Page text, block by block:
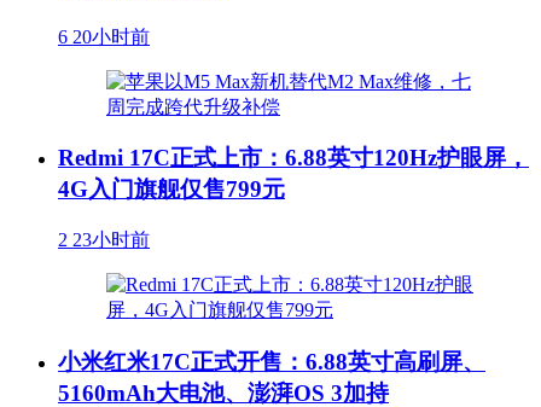
6 20小时前
Redmi 17C正式上市：6.88英寸120Hz护眼屏，
4G入门旗舰仅售799元
2 23小时前
小米红米17C正式开售：6.88英寸高刷屏、
5160mAh大电池、澎湃OS 3加持